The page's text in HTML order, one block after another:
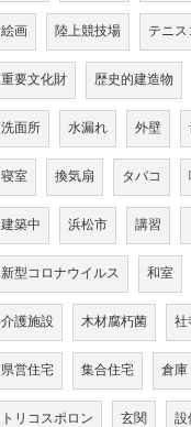
絵画 陸上競技場 テニス
重要文化財 歴史的建造物
洗面所 水漏れ 外壁
寝室 換気扇 タバコ
建築中 浜松市 講習
新型コロナウイルス 和室
介護施設 木材腐朽菌 社
県営住宅 集合住宅 倉庫
トリコスポロン 玄関 設